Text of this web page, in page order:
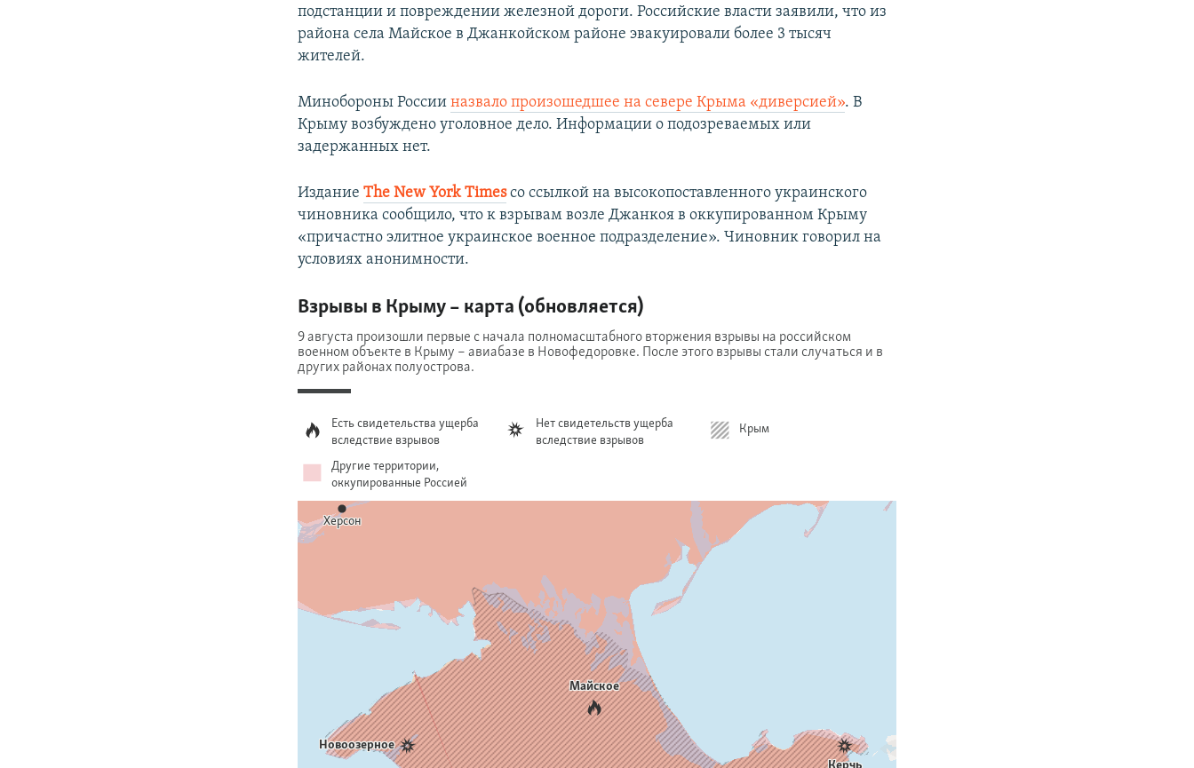
подстанции и повреждении железной дороги. Российские власти заявили, что из
района села Майское в Джанкойском районе эвакуировали более 3 тысяч
жителей.
Минобороны Россииназвало произошедшее на севере Крыма «диверсией». В
Крыму возбуждено уголовное дело. Информации о подозреваемых или
задержанных нет.
ИзданиеThe New York Timesсо ссылкой на высокопоставленного украинского
чиновника сообщило, что к взрывам возле Джанкоя в оккупированном Крыму
«причастно элитное украинское военное подразделение». Чиновник говорил на
условиях анонимности.